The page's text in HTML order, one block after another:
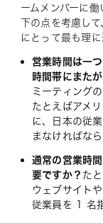
ームメンバーに
下の点を考慮し
にとって最も理
営業時間は一
時間帯にまた
ミーティング
たとえばアメ
に、日本の従
まなければな
通常の営業時
要ですか？ た
ウェブサイト
従業員を 1 名